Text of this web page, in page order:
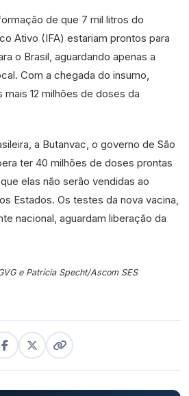
de que 7 mil litros do
Ativo (IFA) estariam prontos para
o Brasil, aguardando apenas a
Com a chegada do insumo,
12 milhões de doses da
a Butanvac, o governo de São
ter 40 milhões de doses prontas
elas não serão vendidas ao
Estados. Os testes da nova vacina,
nacional, aguardam liberação da
e Patrícia Specht/Ascom SES